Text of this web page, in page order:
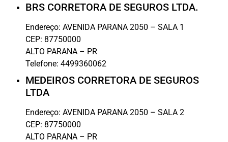
BRS CORRETORA DE SEGUROS LTDA.
Endereço: AVENIDA PARANA 2050 – SALA 1
CEP: 87750000
ALTO PARANA – PR
Telefone: 4499360062
MEDEIROS CORRETORA DE SEGUROS
LTDA
Endereço: AVENIDA PARANA 2050 – SALA 2
CEP: 87750000
ALTO PARANA – PR